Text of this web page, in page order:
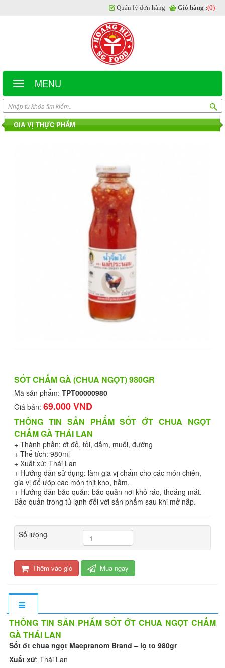
MENU
Quản lý đơn hàng Giỏ hàng :(0)
GIA VỊ THỰC PHẨM
SỐT CHẤM GÀ (CHUA NGỌT) 980GR
Mã sản phẩm: TPT00000980
Giá bán: 69.000 VND
THÔNG TIN SẢN PHẨM SỐT ỚT CHUA NGỌT
CHẤM GÀ THÁI LAN
+ Thành phần: ớt đỏ, tỏi, dấm, muối, đường
+ Thể tích: 980ml
+ Xuất xứ: Thái Lan
+ Hướng dẫn sử dụng: làm gia vị chấm cho các món chiên,
gia vị để ướp các món thịt kho, hầm.
+ Hướng dẫn bảo quản: bảo quản nơi khô ráo, thoáng mát.
Bảo quản trong tủ lạnh đối với sản phẩm sau khi mở nắp.
Số lượng
Thêm vào giỏ Mua ngay
THÔNG TIN SẢN PHẨM SỐT ỚT CHUA NGỌT CHẤM
GÀ THÁI LAN
Sốt ớt chua ngọt Maepranom Brand – lọ to 980gr
Xuất xứ: Thái Lan